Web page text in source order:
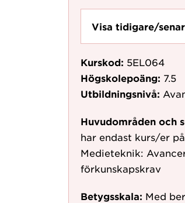
Visa tidigare/
Kurskod: 5EL064
Högskolepoäng: 7.5
Utbildningsnivå:
Huvudområden och
har endast kurs/er
Medieteknik:
förkunskapskrav
Betygsskala: Med